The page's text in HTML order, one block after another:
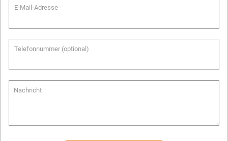
E-Mail-Adresse
Telefonnummer (optional)
Nachricht